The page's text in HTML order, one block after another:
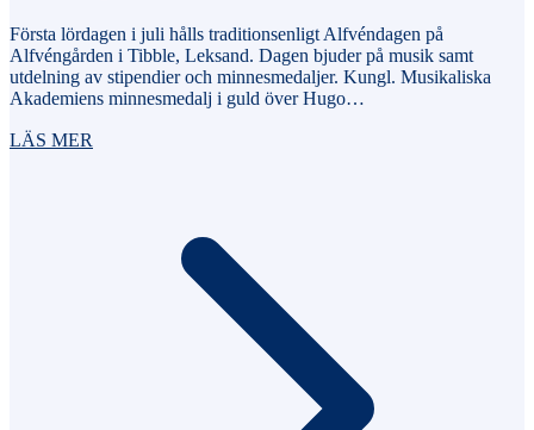
Första lördagen i juli hålls traditionsenligt Alfvéndagen på
Alfvéngården i Tibble, Leksand. Dagen bjuder på musik samt
utdelning av stipendier och minnesmedaljer. Kungl. Musikaliska
Akademiens minnesmedalj i guld över Hugo…
LÄS MER